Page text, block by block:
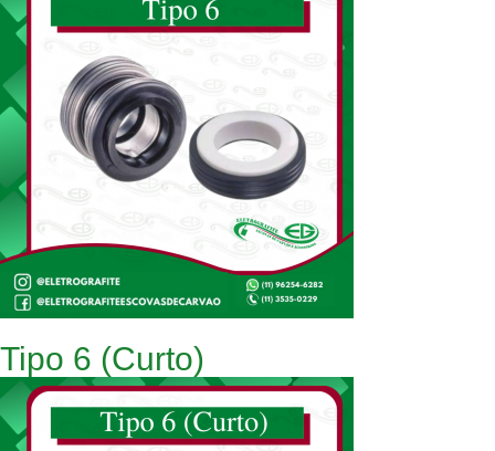
Tipo 6 (Curto)